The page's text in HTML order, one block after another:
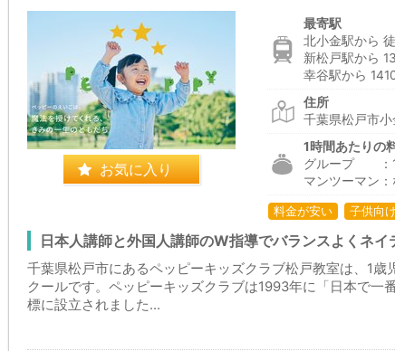
お気に入り
最寄駅
北小金駅から
新松戸駅から
幸谷駅から
住所
千葉県松戸市
1時間あたりの
グループ ：
マンツーマン：
料金が安い 子供向
日本人講師と外国人講師のW指導でバランスよくネイ
千葉県松戸市にあるペッピーキッズクラブ松戸教室は、1歳
クールです。ペッピーキッズクラブは1993年に「日本で一
標に設立されました...